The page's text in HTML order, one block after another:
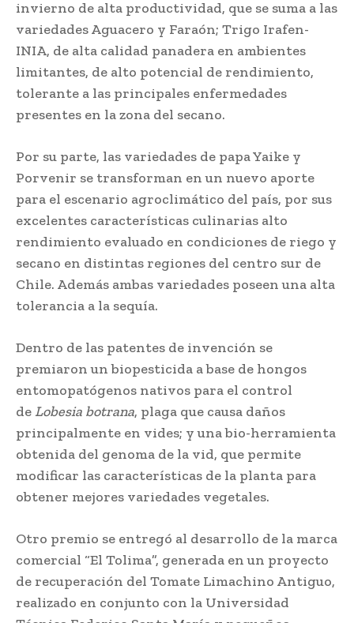
invierno de alta productividad, que se suma a las
variedades Aguacero y Faraón; Trigo Irafen-
INIA, de alta calidad panadera en ambientes
limitantes, de alto potencial de rendimiento,
tolerante a las principales enfermedades
presentes en la zona del secano.
Por su parte, las variedades de papa Yaike y
Porvenir se transforman en un nuevo aporte
para el escenario agroclimático del país, por sus
excelentes características culinarias alto
rendimiento evaluado en condiciones de riego y
secano en distintas regiones del centro sur de
Chile. Además ambas variedades poseen una alta
tolerancia a la sequía.
Dentro de las patentes de invención se
premiaron un biopesticida a base de hongos
entomopatógenos nativos para el control
de Lobesia botrana, plaga que causa daños
principalmente en vides; y una bio-herramienta
obtenida del genoma de la vid, que permite
modificar las características de la planta para
obtener mejores variedades vegetales.
Otro premio se entregó al desarrollo de la marca
comercial “El Tolima”, generada en un proyecto
de recuperación del Tomate Limachino Antiguo,
realizado en conjunto con la Universidad